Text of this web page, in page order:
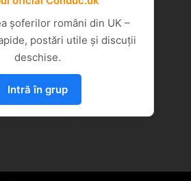
șoferilor români din UK –
postări utile și discuții
deschise.
Intră în grup